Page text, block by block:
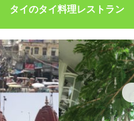
タイのタイ料理レストラン